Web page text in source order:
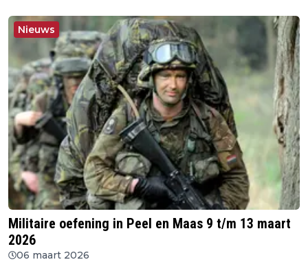
Nieuws
Militaire oefening in Peel en Maas 9 t/m 13 maart
2026
06 maart 2026